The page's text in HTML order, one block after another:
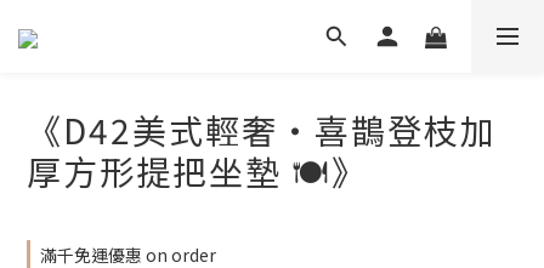
《D42美式輕奢・喜鵲登枝加
厚方形提把坐墊 🍽️》
滿千免運優惠 on order